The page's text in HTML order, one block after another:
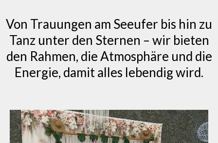
Von Trauungen am Seeufer bis hin zu
Tanz unter den Sternen – wir bieten
den Rahmen, die Atmosphäre und die
Energie, damit alles lebendig wird.